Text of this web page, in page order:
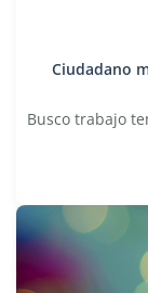
Ciudadano
Busco trabajo